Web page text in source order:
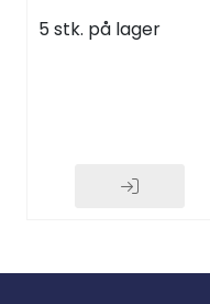
5 stk. på lager